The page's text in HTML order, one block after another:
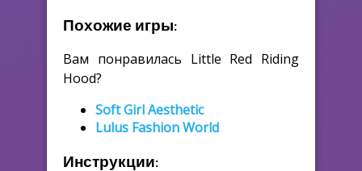
Похожие игры:
Вам понравилась Little Red Riding
Hood?
Soft Girl Aesthetic
Lulus Fashion World
Инструкции: